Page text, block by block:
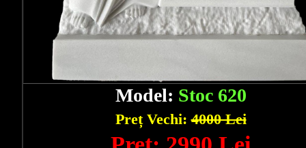
Model: Stoc 620
Preț Vechi:4000 Lei